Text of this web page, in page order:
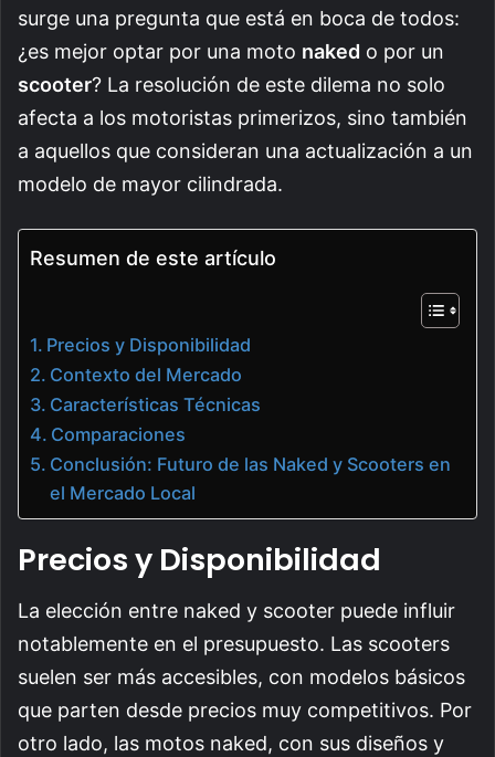
surge una pregunta que está en boca de todos:
¿es mejor optar por una moto naked o por un
scooter? La resolución de este dilema no solo
afecta a los motoristas primerizos, sino también
a aquellos que consideran una actualización a un
modelo de mayor cilindrada.
Resumen de este artículo
Precios y Disponibilidad
Contexto del Mercado
Características Técnicas
Comparaciones
Conclusión: Futuro de las Naked y Scooters en
el Mercado Local
Precios y Disponibilidad
La elección entre naked y scooter puede influir
notablemente en el presupuesto. Las scooters
suelen ser más accesibles, con modelos básicos
que parten desde precios muy competitivos. Por
otro lado, las motos naked, con sus diseños y